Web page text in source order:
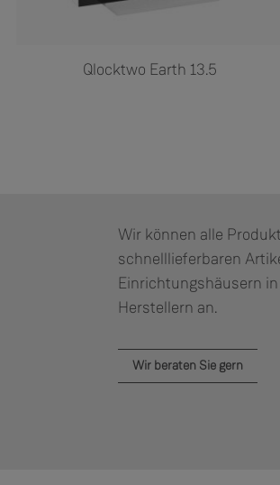
Qlocktwo Earth 13.5
Wir können alle
schnelllieferbaren
Einrichtungshäusern in
Herstellern an.
Wir beraten Sie gern